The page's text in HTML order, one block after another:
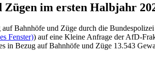
im ersten Halbjahr
Bahnhöfe und Züge durch die
Fenster)) auf eine Kleine Anfrage der AfD-
in Bezug auf Bahnhöfe und Züge 13.543